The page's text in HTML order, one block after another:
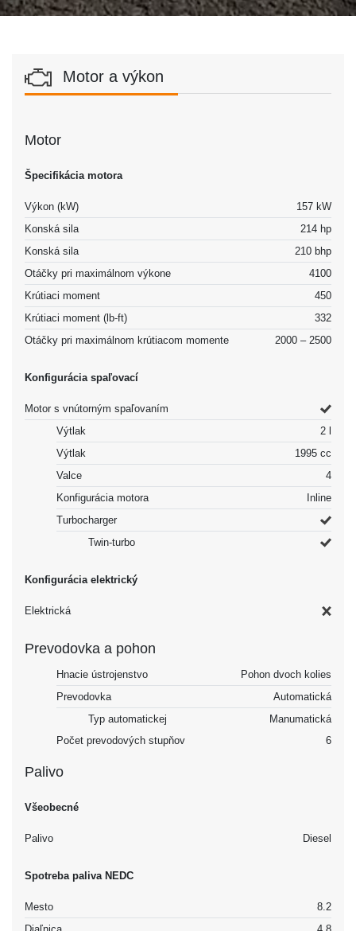
Motor a výkon
Motor
Špecifikácia motora
Výkon (kW)
157 kW
Konská sila
214 hp
Konská sila
210 bhp
Otáčky pri maximálnom výkone
4100
Krútiaci moment
450
Krútiaci moment (lb-ft)
332
Otáčky pri maximálnom krútiacom momente
2000 – 2500
Konfigurácia spaľovací
Motor s vnútorným spaľovaním
Výtlak
2 l
Výtlak
1995 cc
Valce
4
Konfigurácia motora
Inline
Turbocharger
Twin-turbo
Konfigurácia elektrický
Elektrická
Prevodovka a pohon
Hnacie ústrojenstvo
Pohon dvoch kolies
Prevodovka
Automatická
Typ automatickej
Manumatická
Počet prevodových stupňov
6
Palivo
Všeobecné
Palivo Diesel
Spotreba paliva NEDC
Mesto
8.2